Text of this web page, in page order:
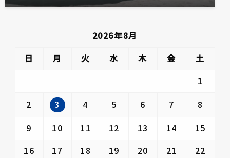
2026年8月
日
月 火 水 木 金
土
1
2
3 4 5 6 7
8
9
10 11 12 13 14
15
16
17 18 19 20 21
22